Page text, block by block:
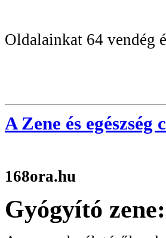
Oldalainkat 64 vendég
A Zene és
168ora.hu
Gyógyító